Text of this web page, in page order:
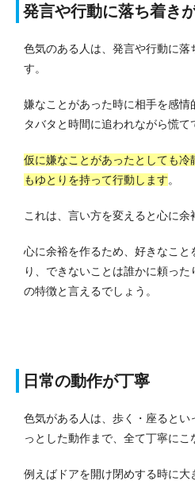
発言や行動に落ち着き
色気のある人は、発言や行動に
す。
嫌なことがあった時に相手を感
タバタと時間に追われながら慌て
仮に嫌なことがあったとしても冷
もゆとりを持って行動します。
これは、言い方を変えると心に余
心に余裕を作るため、好きなこと
り、できないことは誰かに頼った
の特徴と言えるでしょう。
日常の動作が丁寧
色気がある人は、歩く・座るとい
っとした動作まで、全て丁寧にこ
例えばドアを開け閉めする時に大